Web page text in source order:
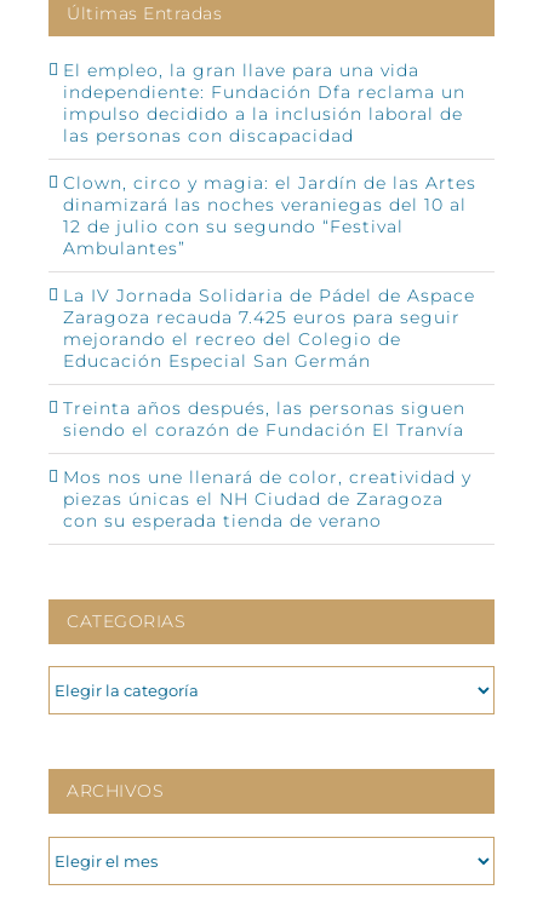
Últimas Entradas
El empleo, la gran llave para una vida
independiente: Fundación Dfa reclama un
impulso decidido a la inclusión laboral de
las personas con discapacidad
Clown, circo y magia: el Jardín de las Artes
dinamizará las noches veraniegas del 10 al
12 de julio con su segundo “Festival
Ambulantes”
La IV Jornada Solidaria de Pádel de Aspace
Zaragoza recauda 7.425 euros para seguir
mejorando el recreo del Colegio de
Educación Especial San Germán
Treinta años después, las personas siguen
siendo el corazón de Fundación El Tranvía
Mos nos une llenará de color, creatividad y
piezas únicas el NH Ciudad de Zaragoza
con su esperada tienda de verano
CATEGORIAS
CATEGORIAS
ARCHIVOS
ARCHIVOS